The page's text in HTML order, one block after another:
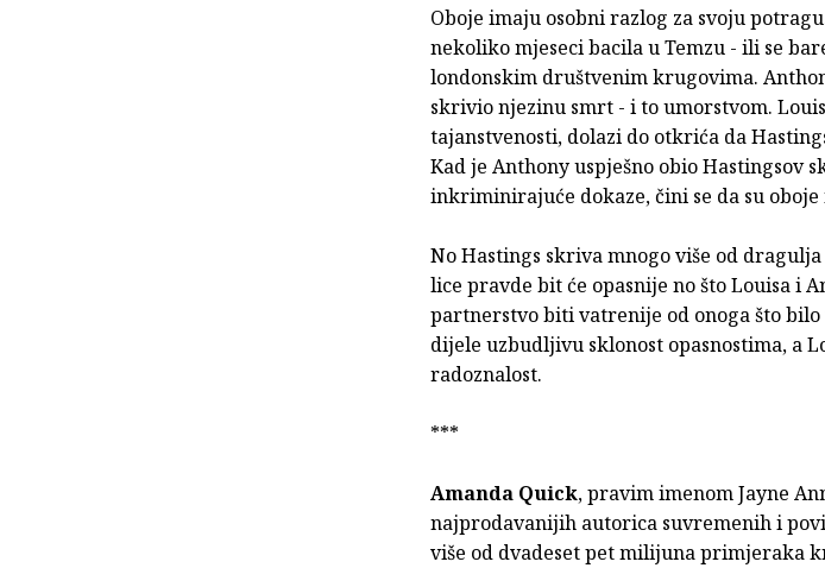
Oboje imaju osobni razlog za svoju
nekoliko mjeseci bacila u Temzu - ili se
londonskim društvenim krugovima.
skrivio njezinu smrt - i to umorstvom.
tajanstvenosti, dolazi do otkrića da
Kad je Anthony uspješno obio Hastingsov
inkriminirajuće dokaze, čini se da su
No Hastings skriva mnogo više od
lice pravde bit će opasnije no što Louisa i
partnerstvo biti vatrenije od onoga što
dijele uzbudljivu sklonost opasnostima, a
radoznalost.
***
Amanda Quick, pravim imenom Jayne
najprodavanijih autorica suvremenih i
više od dvadeset pet milijuna primjeraka